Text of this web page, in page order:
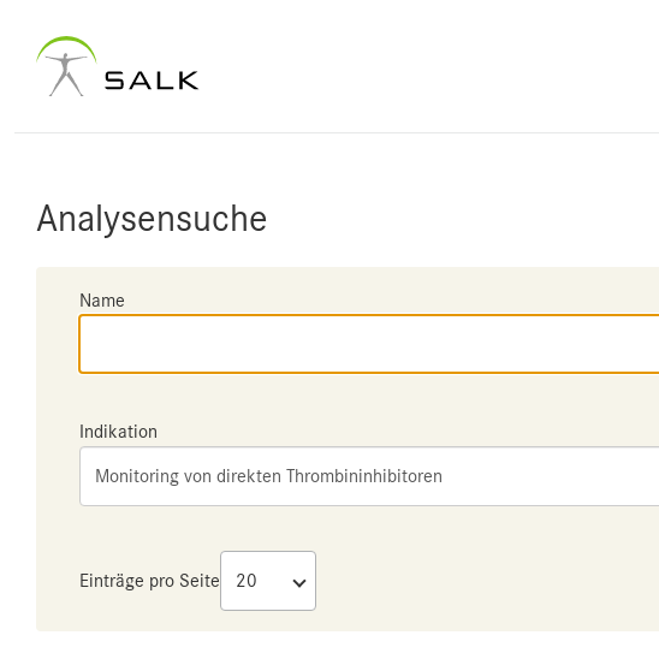
Analysensuche
Name
Indikation
Monitoring von direkten Thrombininhibitoren
Einträge pro Seite